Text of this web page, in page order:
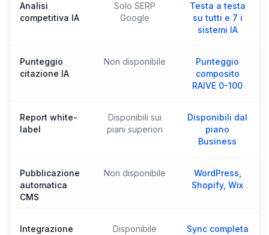
Analisi
competitiva IA
Solo SERP
Google
Testa a testa
su tutti e 7 i
sistemi IA
Punteggio
citazione IA
Non disponibile
Punteggio
composito
RAIVE 0-100
Report white-
label
Disponibili sui
piani superiori
Disponibili dal
piano
Business
Pubblicazione
automatica
CMS
Non disponibile
WordPress,
Shopify, Wix
Integrazione
Disponibile
Sync completa